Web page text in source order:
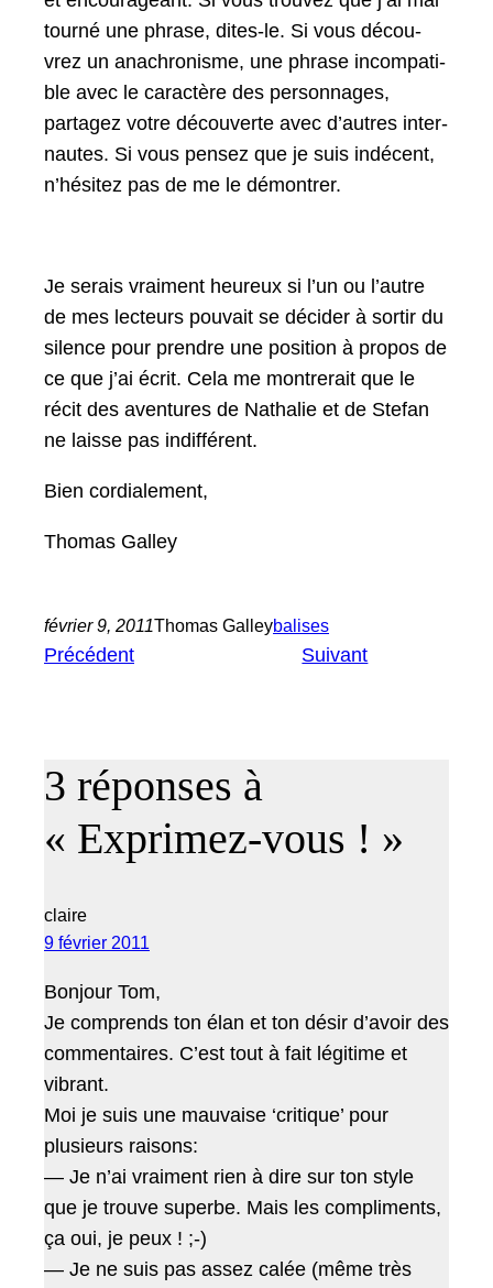
tourné une phrase, dites-le. Si vous décou­
vrez un anachro­nisme, une phrase incom­pat­i­
ble avec le car­ac­tère des per­son­nages,
partagez votre décou­verte avec d’autres inter­
nautes. Si vous pensez que je suis indé­cent,
n’hésitez pas de me le démontrer.
Je serais vrai­ment heureux si l’un ou l’autre
de mes lecteurs pou­vait se décider à sor­tir du
silence pour pren­dre une posi­tion à pro­pos de
ce que j’ai écrit. Cela me mon­tr­erait que le
réc­it des aven­tures de Nathalie et de Ste­fan
ne laisse pas indifférent.
Bien cor­diale­ment,
Thomas Gal­ley
février 9, 2011Thomas Galleybalises
Précédent Suivant
3 réponses à
« Exprimez-vous ! »
claire
9 février 2011
Bon­jour Tom,
Je com­prends ton élan et ton désir d’avoir des
com­men­taires. C’est tout à fait légitime et
vibrant.
Moi je suis une mau­vaise ‘cri­tique’ pour
plusieurs raisons:
— Je n’ai vrai­ment rien à dire sur ton style
que je trou­ve superbe. Mais les com­pli­ments,
ça oui, je peux ! ;-)
— Je ne suis pas assez calée (même très